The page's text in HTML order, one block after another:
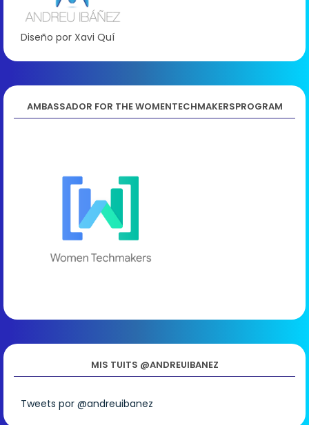
Diseño por Xavi Quí
AMBASSADOR FOR THE WOMENTECHMAKERSPROGRAM
MIS TUITS @ANDREUIBANEZ
Tweets por @andreuibanez